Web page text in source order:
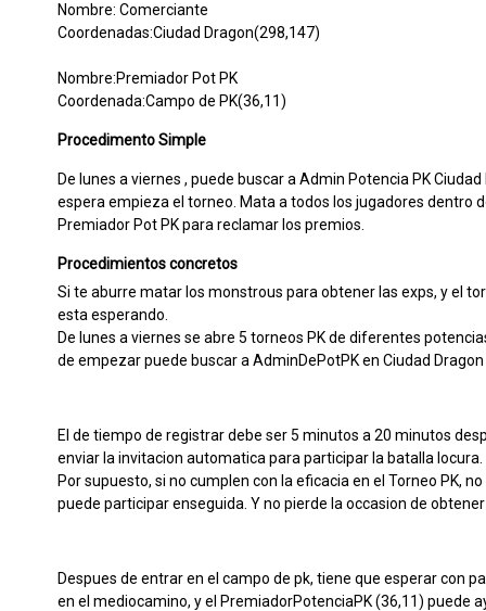
Nombre: Comerciante
Coordenadas:Ciudad Dragon(298,147)
Nombre:Premiador Pot PK
Coordenada:Campo de PK(36,11)
Procedimento Simple
De lunes a viernes , puede buscar a Admin Potencia PK
espera empieza el torneo. Mata a todos los jugadores dentro
Premiador Pot PK para reclamar los premios.
Procedimientos concretos
Si te aburre matar los monstrous para obtener las exps, y el
esta esperando.
De lunes a viernes se abre 5 torneos PK de diferentes
de empezar puede buscar a AdminDePotPK en Ciudad
El de tiempo de registrar debe ser 5 minutos a 20 minutos
enviar la invitacion automatica para participar la batalla locura.
Por supuesto, si no cumplen con la eficacia en el Torneo PK,
puede participar enseguida. Y no pierde la occasion de
Despues de entrar en el campo de pk, tiene que esperar con
en el mediocamino, y el PremiadorPotenciaPK (36,11) puede